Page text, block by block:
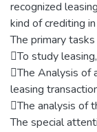
recognized
kind of crediting
The primary
To study
The Analysis of
leasing
The analysis of
The special